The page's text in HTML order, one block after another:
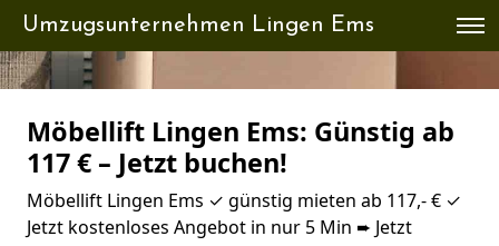
Umzugsunternehmen Lingen Ems
Möbellift Lingen Ems: Günstig ab
117 € – Jetzt buchen!
Möbellift Lingen Ems ✓ günstig mieten ab 117,- € ✓
Jetzt kostenloses Angebot in nur 5 Min ➨ Jetzt